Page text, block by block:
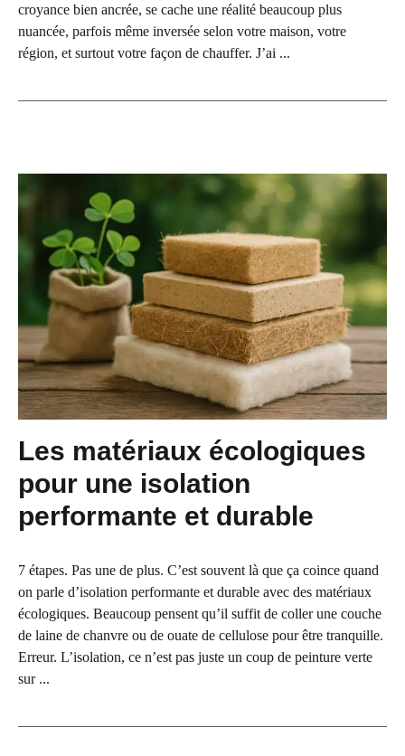
croyance bien ancrée, se cache une réalité beaucoup plus
nuancée, parfois même inversée selon votre maison, votre
région, et surtout votre façon de chauffer. J’ai ...
Les matériaux écologiques
pour une isolation
performante et durable
7 étapes. Pas une de plus. C’est souvent là que ça coince quand
on parle d’isolation performante et durable avec des matériaux
écologiques. Beaucoup pensent qu’il suffit de coller une couche
de laine de chanvre ou de ouate de cellulose pour être tranquille.
Erreur. L’isolation, ce n’est pas juste un coup de peinture verte
sur ...